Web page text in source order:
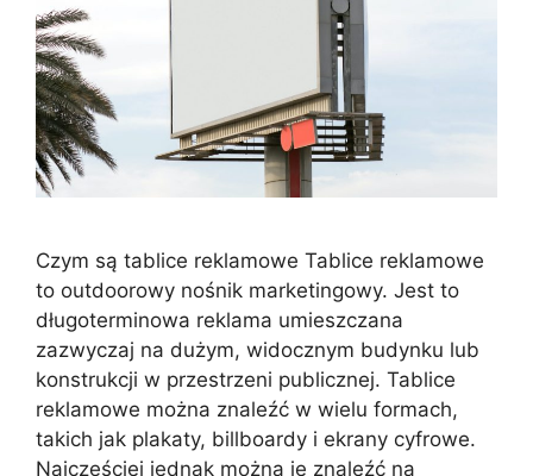
Czym są tablice reklamowe Tablice reklamowe
to outdoorowy nośnik marketingowy. Jest to
długoterminowa reklama umieszczana
zazwyczaj na dużym, widocznym budynku lub
konstrukcji w przestrzeni publicznej. Tablice
reklamowe można znaleźć w wielu formach,
takich jak plakaty, billboardy i ekrany cyfrowe.
Najczęściej jednak można je znaleźć na